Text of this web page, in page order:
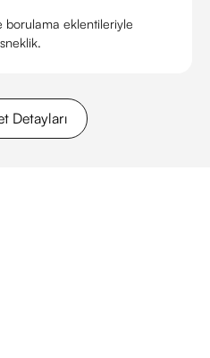
borulama eklentileriyle
Detayları